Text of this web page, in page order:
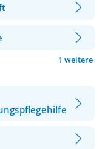
1 weitere